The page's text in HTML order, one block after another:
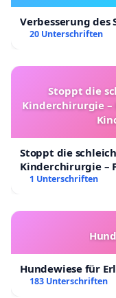
Verbesserung des
20 Unterschriften
Stoppt die
Kinderchirurgie –
Stoppt die
Kinderchirurgie –
Kinder in
1 Unterschriften
Hundewiese für
183 Unterschriften